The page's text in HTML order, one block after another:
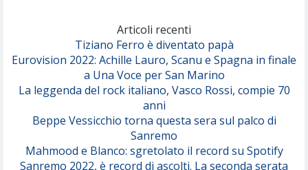
Serenamente
Articoli recenti
Tiziano Ferro è diventato papà
Eurovision 2022: Achille Lauro, Scanu e Spagna in finale
a Una Voce per San Marino
La leggenda del rock italiano, Vasco Rossi, compie 70
anni
Beppe Vessicchio torna questa sera sul palco di
Sanremo
Mahmood e Blanco: sgretolato il record su Spotify
Sanremo 2022, è record di ascolti. La seconda serata